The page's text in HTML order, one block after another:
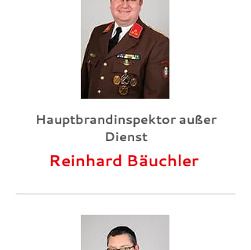
Hauptbrandinspektor außer
Dienst
Reinhard Bäuchler